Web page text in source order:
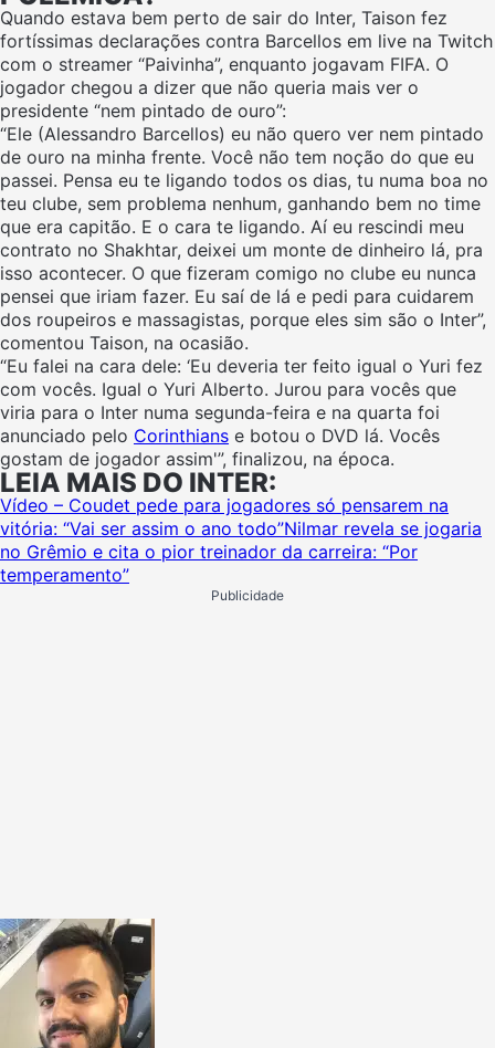
Quando estava bem perto de sair do Inter, Taison fez
fortíssimas declarações contra Barcellos em live na Twitch
com o streamer “Paivinha”, enquanto jogavam FIFA. O
jogador chegou a dizer que não queria mais ver o
presidente “nem pintado de ouro”:
“Ele (Alessandro Barcellos) eu não quero ver nem pintado
de ouro na minha frente. Você não tem noção do que eu
passei. Pensa eu te ligando todos os dias, tu numa boa no
teu clube, sem problema nenhum, ganhando bem no time
que era capitão. E o cara te ligando. Aí eu rescindi meu
contrato no Shakhtar, deixei um monte de dinheiro lá, pra
isso acontecer. O que fizeram comigo no clube eu nunca
pensei que iriam fazer. Eu saí de lá e pedi para cuidarem
dos roupeiros e massagistas, porque eles sim são o Inter”,
comentou Taison, na ocasião.
“Eu falei na cara dele: ‘Eu deveria ter feito igual o Yuri fez
com vocês. Igual o Yuri Alberto. Jurou para vocês que
viria para o Inter numa segunda-feira e na quarta foi
anunciado pelo Corinthians e botou o DVD lá. Vocês
gostam de jogador assim'”, finalizou, na época.
LEIA MAIS DO INTER:
Vídeo – Coudet pede para jogadores só pensarem na
vitória: “Vai ser assim o ano todo”Nilmar revela se jogaria
no Grêmio e cita o pior treinador da carreira: “Por
temperamento”
Publicidade